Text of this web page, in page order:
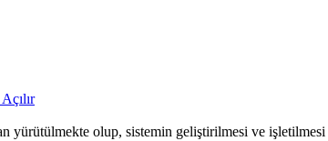
yürütülmekte olup, sistemin geliştirilmesi ve işletilmesi